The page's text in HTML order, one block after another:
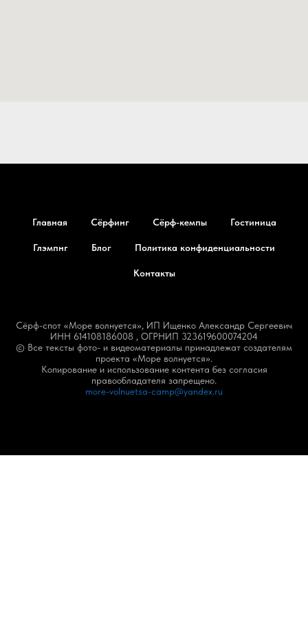
Главная Сёрфинг Сёрф-кемпы Гостиница
Глэмпнг Блог Политика конфиденциальности
Контакты
Сёрф-спот «Море волнуется», ИП Ищенко Александр Сергеевич
ИНН 614108186008 , ОГРНИП 323619600074204
© Все тексты фото- и видеоматериалы принадлежат создателям
проекта «Море волнуется».
Копирование и использование контента без согласия
правообладателя запрещено.
more-volnuetsa-camp@yandex.ru